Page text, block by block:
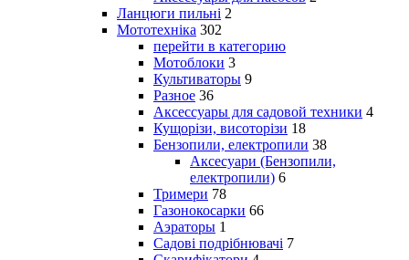
Ланцюги пильні 2
Мототехніка 302
перейти в категорию
Мотоблоки 3
Культиваторы 9
Разное 36
Аксессуары для садовой техники 4
Кущорізи, висоторізи 18
Бензопили, електропили 38
Аксесуари (Бензопили,
електропили) 6
Тримери 78
Газонокосарки 66
Аэраторы 1
Садові подрібнювачі 7